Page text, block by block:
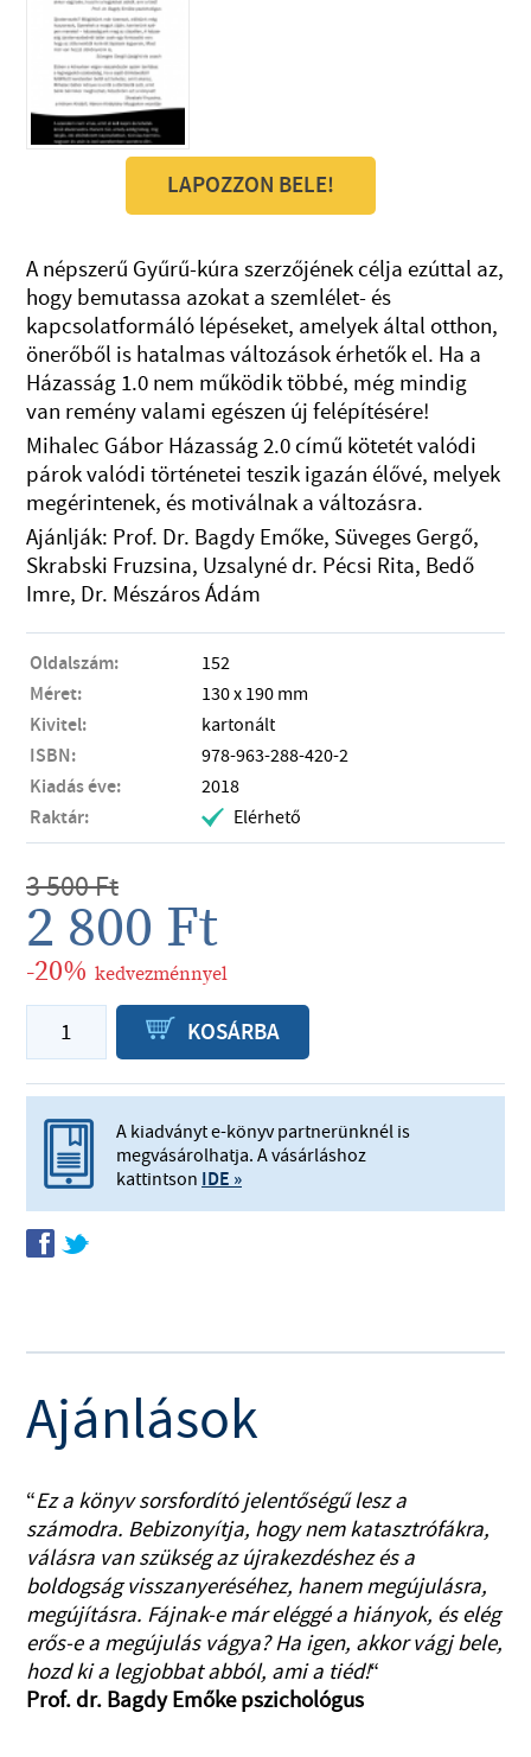
LAPOZZON BELE!
A népszerű Gyűrű-kúra szerzőjének célja ezúttal az,
hogy bemutassa azokat a szemlélet- és
kapcsolatformáló lépéseket, amelyek által otthon,
önerőből is hatalmas változások érhetők el. Ha a
Házasság 1.0 nem működik többé, még mindig
van remény valami egészen új felépítésére!
Mihalec Gábor Házasság 2.0 című kötetét valódi
párok valódi történetei teszik igazán élővé, melyek
megérintenek, és motiválnak a változásra.
Ajánlják: Prof. Dr. Bagdy Emőke, Süveges Gergő,
Skrabski Fruzsina, Uzsalyné dr. Pécsi Rita, Bedő
Imre, Dr. Mészáros Ádám
Oldalszám: 152
Méret: 130 x 190 mm
Kivitel: kartonált
ISBN: 978-963-288-420-2
Kiadás éve: 2018
Raktár: . Elérhető
3 500Ft
2 800 Ft
-20% kedvezménnyel
P KOSÁRBA
A kiadványt e-könyv partnerünknél is
megvásárolhatja. A vásárláshoz
kattintson IDE »
f t
Ajánlások
“Ez a könyv sorsfordító jelentőségű lesz a
számodra. Bebizonyítja, hogy nem katasztrófákra,
válásra van szükség az újrakezdéshez és a
boldogság visszanyeréséhez, hanem megújulásra,
megújításra. Fájnak-e már eléggé a hiányok, és elég
erős-e a megújulás vágya? Ha igen, akkor vágj bele,
hozd ki a legjobbat abból, ami a tiéd!“
Prof. dr. Bagdy Emőke pszichológus